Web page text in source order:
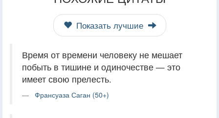
Показать лучшие
Время от времени человеку не мешает
побыть в тишине и одиночестве — это
имеет свою прелесть.
Франсуаза Саган (50+)